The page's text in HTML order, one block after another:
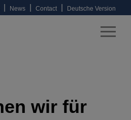
News Contact Deutsche Version
wir für